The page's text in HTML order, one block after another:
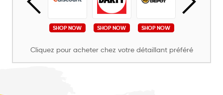
SHOP NOW SHOP NOW SHOP NOW
Cliquez pour acheter chez votre détaillant préféré